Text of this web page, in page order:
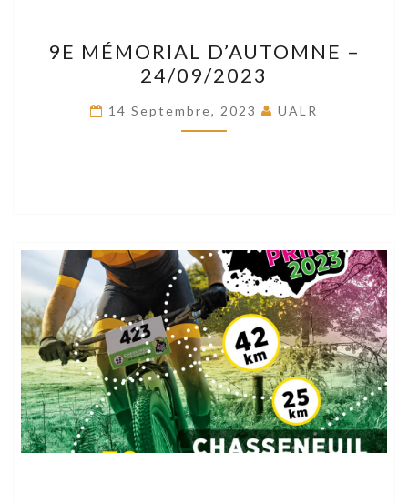
MÉMORIAL
D’AUTOMNE
–
24/09/2023
9E MÉMORIAL D’AUTOMNE –
24/09/2023
14 Septembre, 2023 UALR